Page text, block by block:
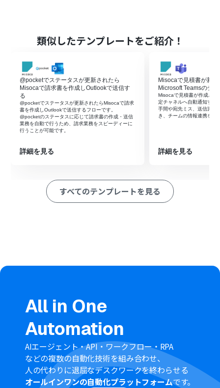
次に、トリガーでMisocaを選択し、「請求書が新たに作
成されたら」というアクションを設定します。
得」アクションを設定し、トリガーで作成された請求書の
情報を取得します。
最後に、オペレーションでGoogle Driveの「ファイルを
アップロードする」アクションを設定し、取得した請求書
PDFをアップロードします。
※「トリガー」：フロー起動のきっかけとなるアクション、「オ
ペレーション」：トリガー起動後、フロー内で処理を行うアク
■このワークフローのカスタムポイント
にフォルダを分けるといった運用も可能です。
アップロードする際のファイル名は、固定の文字列だけ
でなく、Misocaから取得した請求書番号や取引先名など
間隔を選択できます。
す。アプリの仕様によっては300MB未満になる可能性が
あるので、ご注意ください。
トリガー、各オペレーションでの取り扱い可能なファイ
ル容量の詳細は「ファイルの容量制限について
照ください。
類似したテンプレートをご紹介！
@pocketでステータスが更新されたら
Misocaで請求書を作成しOutlookで送信す
る
@pocketでステータスが更新されたらMisocaで請求
書を作成しOutlookで送信するフローです。
@pocketのステータスに応じて請求書の作成・送信
業務を自動で行うため、請求業務をスピーディーに
行うことが可能です。‍
詳細を見る
Misocaで見積書が新
Microsoft Teamsのチ
Misocaで見積書が作成さ
定チャネルへ自動通知する
手間や宛先ミス、送信漏れ
き、チームの情報連携をス
詳細を見る
すべてのテンプレートを見る
All in One
Automation
AIエージェント・API・ワークフロー・RPA
などの複数の自動化技術を組み合わせ、
人の代わりに退屈なデスクワークを終わらせる
オールインワンの自動化プラットフォームです。